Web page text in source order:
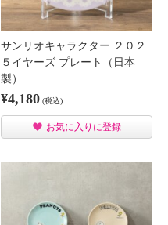
サンリオキャラクター ２０２
５イヤーズ プレート（日本
製） …
¥4,180 (税込)
お気に入りに登録